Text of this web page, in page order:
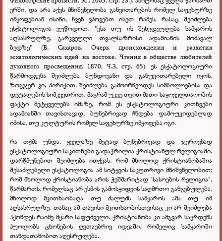
ერში, და არა აქვს მნიშვნელობა განვითარების რომელ საფეხურზე
იმყოფებიან ისინი, ჩვენ ვპოვებთ ისეთ რამეს, რასაც შეიძლება
ესქატოლოგია ვუწოდოთ, "ესა თუ ის შეხედეულება სამყაროს
აღსასრულზე, გარკვეული თვალსაზრისი ადამიანის მომავალ
ბედზე" (В. Сахаров. Очерк происхождения и развития
эсхатологических идей на востоке. Чтения в обществе любителей
духовного просвещения. 1870, Ч.З, стр. 65). ეს ესქატოლოგიური
წარმოდგენა შეიძლება ბუნდოვანი და განუვითარებელი იყოს,
ზოგჯერ კი, პირიქით, შეიძლება გამოირჩეოდეს სიმბოლოებისა და
დეტალების სიმკვეთრით, მაგრამ უკვე თვით მათი საყოველთაოობის
ფაქტი მეტყველებს იმაზე, რომ ეს ესქატოლოგიური კითხვები
ადამიანში თავისთავად, ბუნებრივად ჩნდება დამოუკიდებლად
იმისა, თუ კულტურის რომელ საფეხურზე იმყოფება იგი.
რა თქმა უნდა, ყველაზე მეტად ბუნებრივად და ჯეროვნად
ესქატოლოგიური საკითხები გადაჭრილია ქრისტიანულ რელიგიაში.
დარწმუნებით შეიძლება ითქვას, რომ მხოლოდ ქრისტიანობაშია
შესაძლებელი ესქატოლოგია ამ სიტყვის საკუთრივი მნიშვნელობით;
რომ მხოლოდ ქრისტიანობა არის ჭეშმარიტად "სასოების რელიგია".
წარმართს, რომელსაც არ ესმის გამოსყიდვის საღმრთო განგებულება,
მხოლოდ მკითხაობაღა თუ ძალუძს სამყაროს ამა თუ იმ
აღსასრულზე, თანაც ამ თავისი მკითხაობისთვისაც კი არ შეიძლება
ჰქონდეს რაიმე მყარი საფუძველი. ქრისტიანობა კი ამგვარ საყრდენს
პუოლობს ცხონების ღვთაებრივ იდეაში, რომელიც სამყაროში
თანდათანობით აღესრულება.